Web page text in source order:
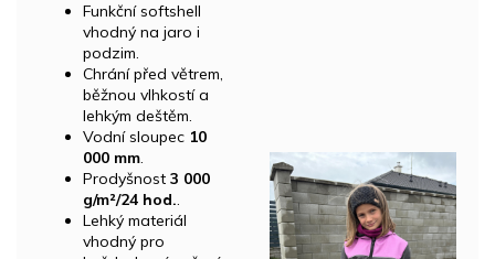
Funkční softshell
vhodný na jaro i
podzim.
Chrání před větrem,
běžnou vlhkostí a
lehkým deštěm.
Vodní sloupec 10
000 mm.
Prodyšnost 3 000
g/m²/24 hod..
Lehký materiál
vhodný pro